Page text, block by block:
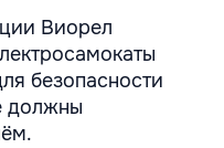
Виорел
безопасности
должны